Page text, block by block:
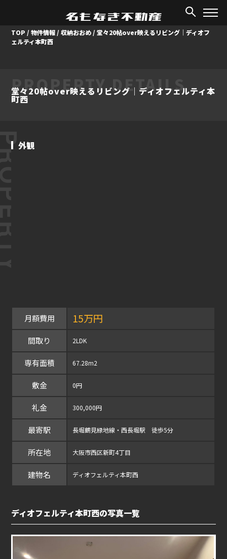
TOP /物件情報 /収納おおめ /堂々20帖over映えるリビング｜ディオフ
ェルティ本町西
PROPERTY DETAILS
堂々20帖over映えるリビング｜ディオフェルティ本
町西
外観
月額費用 15万円
間取り 2LDK
専有面積 67.28m2
敷金 0円
礼金 300,000円
最寄駅 長堀鶴見緑地線・西長堀駅 徒歩5分
所在地 大阪市西区新町4丁目
建物名 ディオフェルティ本町西
ディオフェルティ本町西の写真一覧